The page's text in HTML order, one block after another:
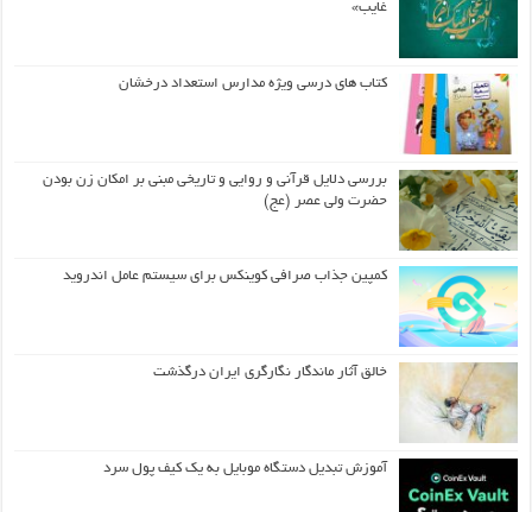
غایب»
کتاب های درسی ویژه مدارس استعداد درخشان
بررسی دلایل قرآنی و روایی و تاریخی مبنی بر امکان زن بودن
حضرت ولی عصر (عج)
کمپین جذاب صرافی کوینکس برای سیستم عامل اندروید
خالق آثار ماندگار نگارگری ایران درگذشت
آموزش تبدیل دستگاه موبایل به یک کیف‌ پول سرد